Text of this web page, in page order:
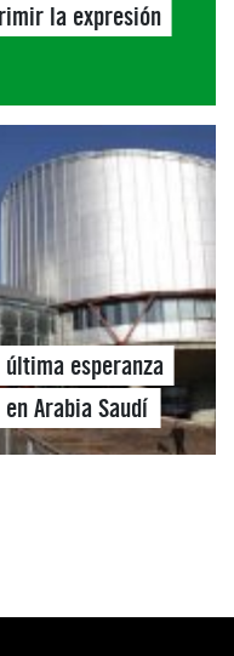
la expresión
esperanza
Arabia Saudí